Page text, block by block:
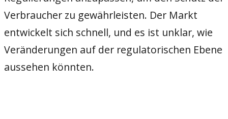
Verbraucher zu gewährleisten. Der Markt
entwickelt sich schnell, und es ist unklar, wie
Veränderungen auf der regulatorischen Ebene
aussehen könnten.